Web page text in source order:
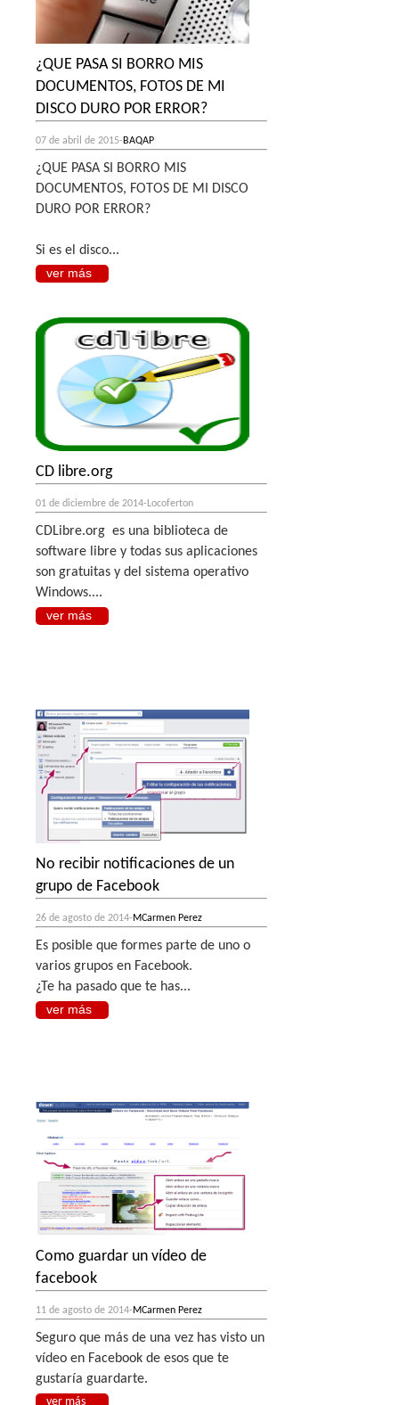
¿QUE PASA SI BORRO MIS
DOCUMENTOS, FOTOS DE MI
DISCO DURO POR ERROR?
07 de abril de 2015- BAQAP
¿QUE PASA SI BORRO MIS
DOCUMENTOS, FOTOS DE MI DISCO
DURO POR ERROR?
Si es el disco...
ver más
CD libre.org
01 de diciembre de 2014-Locoferton
CDLibre.org es una biblioteca de
software libre y todas sus aplicaciones
son gratuitas y del sistema operativo
Windows....
ver más
No recibir notificaciones de un
grupo de Facebook
26 de agosto de 2014- MCarmen Perez
Es posible que formes parte de uno o
varios grupos en Facebook.
¿Te ha pasado que te has...
ver más
Como guardar un vídeo de
facebook
11 de agosto de 2014- MCarmen Perez
Seguro que más de una vez has visto un
vídeo en Facebook de esos que te
gustaría guardarte.
ver más